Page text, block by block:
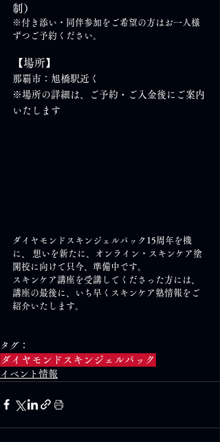
制）
※付き添い・同伴参加をご希望の方はお一人様
ずつご予約ください。
【場所】
那覇市：旭橋駅近く
※場所の詳細は、ご予約・ご入金後にご案内
いたします
ダイヤモンドスキンジェルパック15周年を機
に、 想いを新たに、オンライン・スキンケア塗
開校に向けて只今、準備中です。
スキンケア講座を受講してくださった方には、
講座の最後に、いち早くスキンケア塾情報をご
紹介いたします。
タグ：
ダイヤモンドスキンジェルパック
イベント情報